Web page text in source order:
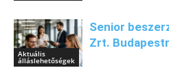
Aktuális
álláslehetőségek
Senior
Zrt.